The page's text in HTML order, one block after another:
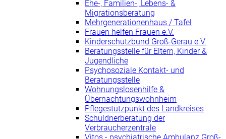
Ehe-, Familien-, Lebens- &
Migrationsberatung
Mehrgenerationenhaus / Tafel
Frauen helfen Frauen e.V.
Kinderschutzbund Groß-Gerau e.V.
Beratungsstelle für Eltern, Kinder &
Jugendliche
Psychosoziale Kontakt- und
Beratungsstelle
Wohnungslosenhilfe &
Übernachtungswohnheim
Pflegestützpunkt des Landkreises
Schuldnerberatung der
Verbraucherzentrale